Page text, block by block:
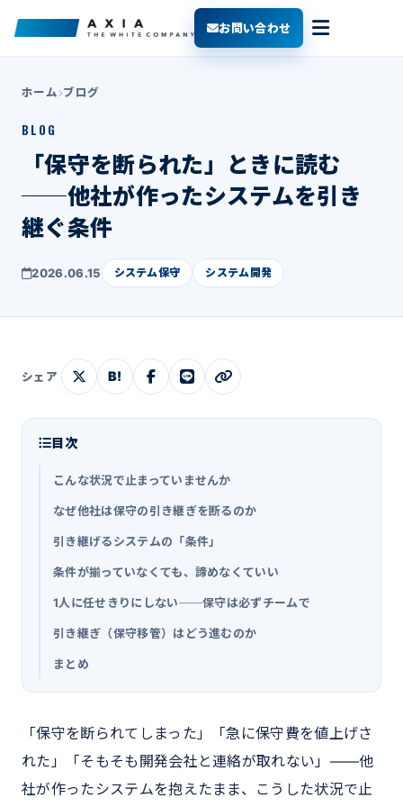
お問い合わせ
ホーム ブログ
BLOG
「保守を断られた」ときに読む
──他社が作ったシステムを引き
継ぐ条件
2026.06.15 システム保守 システム開発
シェア B!
目次
こんな状況で止まっていませんか
なぜ他社は保守の引き継ぎを断るのか
引き継げるシステムの「条件」
条件が揃っていなくても、諦めなくていい
1人に任せきりにしない──保守は必ずチームで
引き継ぎ（保守移管）はどう進むのか
まとめ
「保守を断られてしまった」「急に保守費を値上げさ
れた」「そもそも開発会社と連絡が取れない」――他
社が作ったシステムを抱えたまま、こうした状況で止